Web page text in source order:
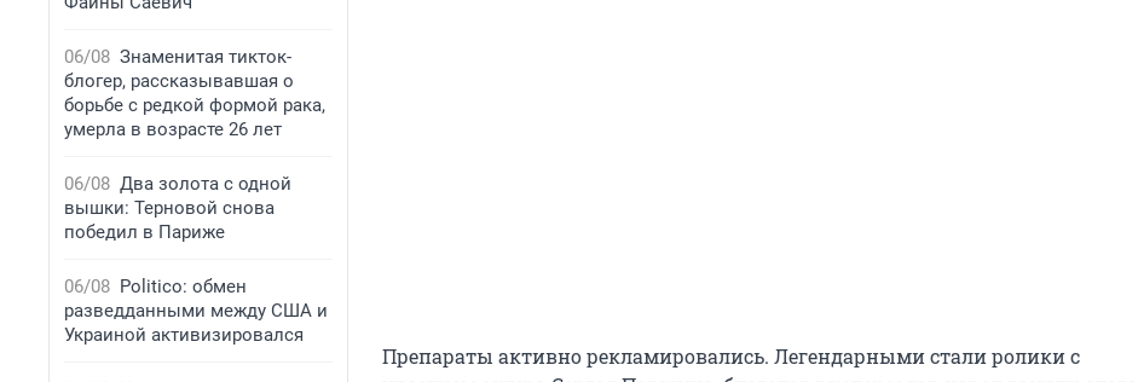
06/08 Знаменитая тикток-
блогер, рассказывавшая о
борьбе с редкой формой рака,
умерла в возрасте 26 лет
06/08 Два золота с одной
вышки: Терновой снова
победил в Париже
06/08 Politico: обмен
разведданными между США и
Украиной активизировался
Препараты активно рекламировались. Легендарными стали ролики с